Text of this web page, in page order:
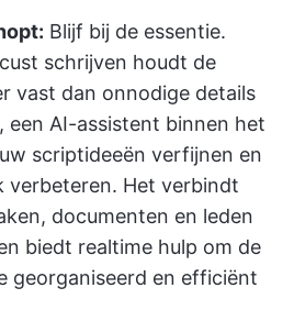
Blijf bij de essentie.
schrijven houdt de
vast dan onnodige details
, een AI-assistent binnen het
scriptideeën verfijnen en
verbeteren. Het verbindt
documenten en leden
biedt realtime hulp om de
georganiseerd en efficiënt